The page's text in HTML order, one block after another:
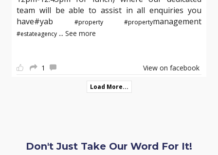
team will be able to assist in all enquiries you
have#yab
#property #propertymanagement
#estateagency ... See more
1 View on facebook
Load More...
Don't Just Take Our Word For It!